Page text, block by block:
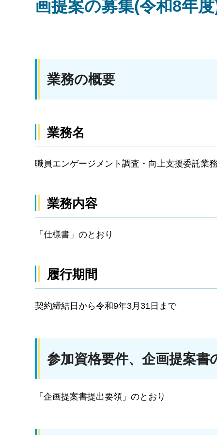
画提案の募集(令和8年
業務の概要
業務名
職員エンゲージメント調査・向上支援委託業
業務内容
「仕様書」のとおり
履行期間
契約締結日から令和9年3月31日まで
参加資格要件、企画提案書
「企画提案書提出要領」のとおり